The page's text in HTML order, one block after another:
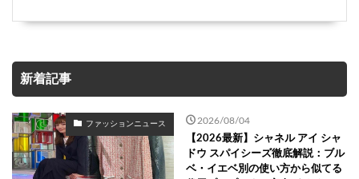
新着記事
ファッションニュース 2026/08/04
【2026最新】シャネル アイ シャ
ドウ スパイシーズ徹底解説：ブル
ベ・イエベ別の使い方から似てる